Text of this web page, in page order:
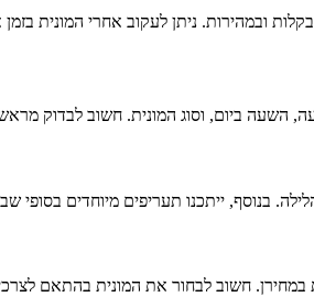
השעה ביום, וסוג המונית. חשוב לבדוק
בנוסף, ייתכנו תעריפים מיוחדים בסופי
במחירן. חשוב לבחור את המונית בהתאם